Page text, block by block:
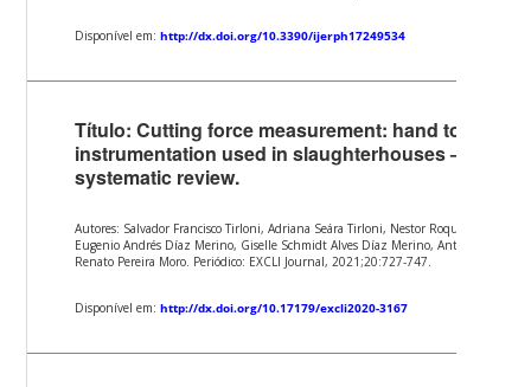
Disponível em:http://dx.doi.org/10.3390/ijerph17249534
Título: Cutting force measurement: hand tool
instrumentation used in slaughterhouses – a
systematic review.
Autores: Salvador Francisco Tirloni, Adriana Seára Tirloni, Nestor Roqueiro,
Eugenio Andrés Díaz Merino, Giselle Schmidt Alves Díaz Merino, Antônio
Renato Pereira Moro. Periódico: EXCLI Journal, 2021;20:727-747.
Disponível em:http://dx.doi.org/10.17179/excli2020-3167